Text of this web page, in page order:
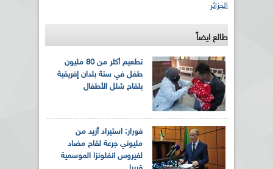
الجزائر
طالع ايضاً
تطعيم أكثر من 80 مليون
طفل في ستة بلدان إفريقية
بلقاح شلل الأطفال
فورار: استيراد أزيد من
مليوني جرعة لقاح مضاد
لفيروس انفلونزا الموسمية